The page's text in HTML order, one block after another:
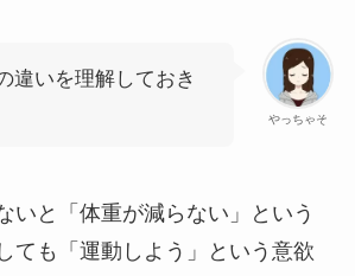
やっちゃそ
違いを理解しておき
いと「体重が減らない」という
ても「運動しよう」という意欲